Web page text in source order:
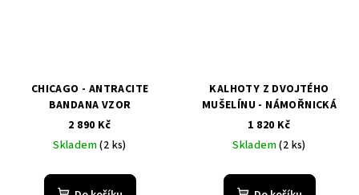
CHICAGO - ANTRACITE
BANDANA VZOR
2 890 Kč
Skladem(2 ks)
KALHOTY Z DVOJTÉHO
MUŠELÍNU - NÁMOŘNICKÁ
1 820 Kč
Skladem(2 ks)